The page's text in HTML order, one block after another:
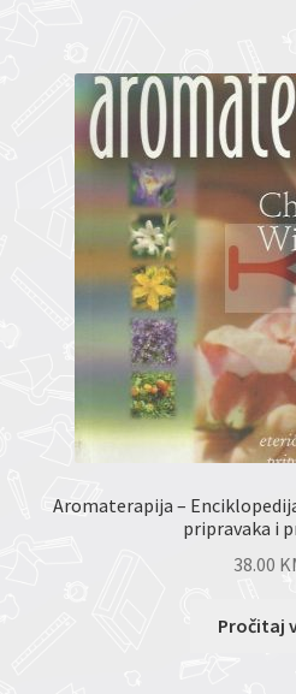
Aromaterapija –
pripravaka i
38.00
Pročitaj